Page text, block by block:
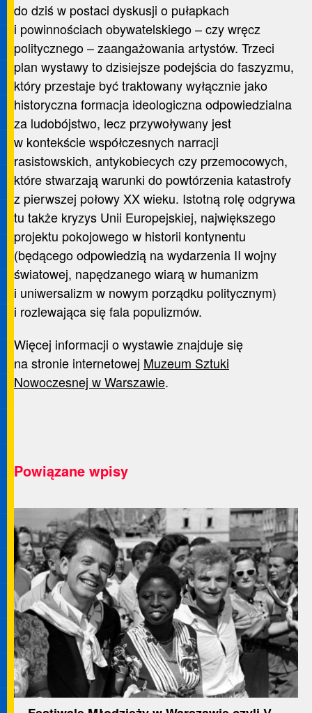
do dziś w postaci dyskusji o pułapkach
i powinnościach obywatelskiego – czy wręcz
politycznego – zaangażowania artystów. Trzeci
plan wystawy to dzisiejsze podejścia do faszyzmu,
który przestaje być traktowany wyłącznie jako
historyczna formacja ideologiczna odpowiedzialna
za ludobójstwo, lecz przywoływany jest
w kontekście współczesnych narracji
rasistowskich, antykobiecych czy przemocowych,
które stwarzają warunki do powtórzenia katastrofy
z pierwszej połowy XX wieku. Istotną rolę odgrywa
tu także kryzys Unii Europejskiej, największego
projektu pokojowego w historii kontynentu
(będącego odpowiedzią na wydarzenia II wojny
światowej, napędzanego wiarą w humanizm
i uniwersalizm w nowym porządku politycznym)
i rozlewająca się fala populizmów.
Więcej informacji o wystawie znajduje się
na stronie internetowej Muzeum Sztuki
Nowoczesnej w Warszawie.
Powiązane wpisy